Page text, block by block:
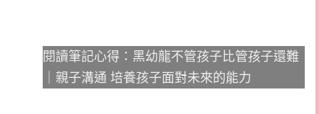
閱讀筆記心得：黑幼龍不管孩子比管孩子還難
｜親子溝通 培養孩子面對未來的能力